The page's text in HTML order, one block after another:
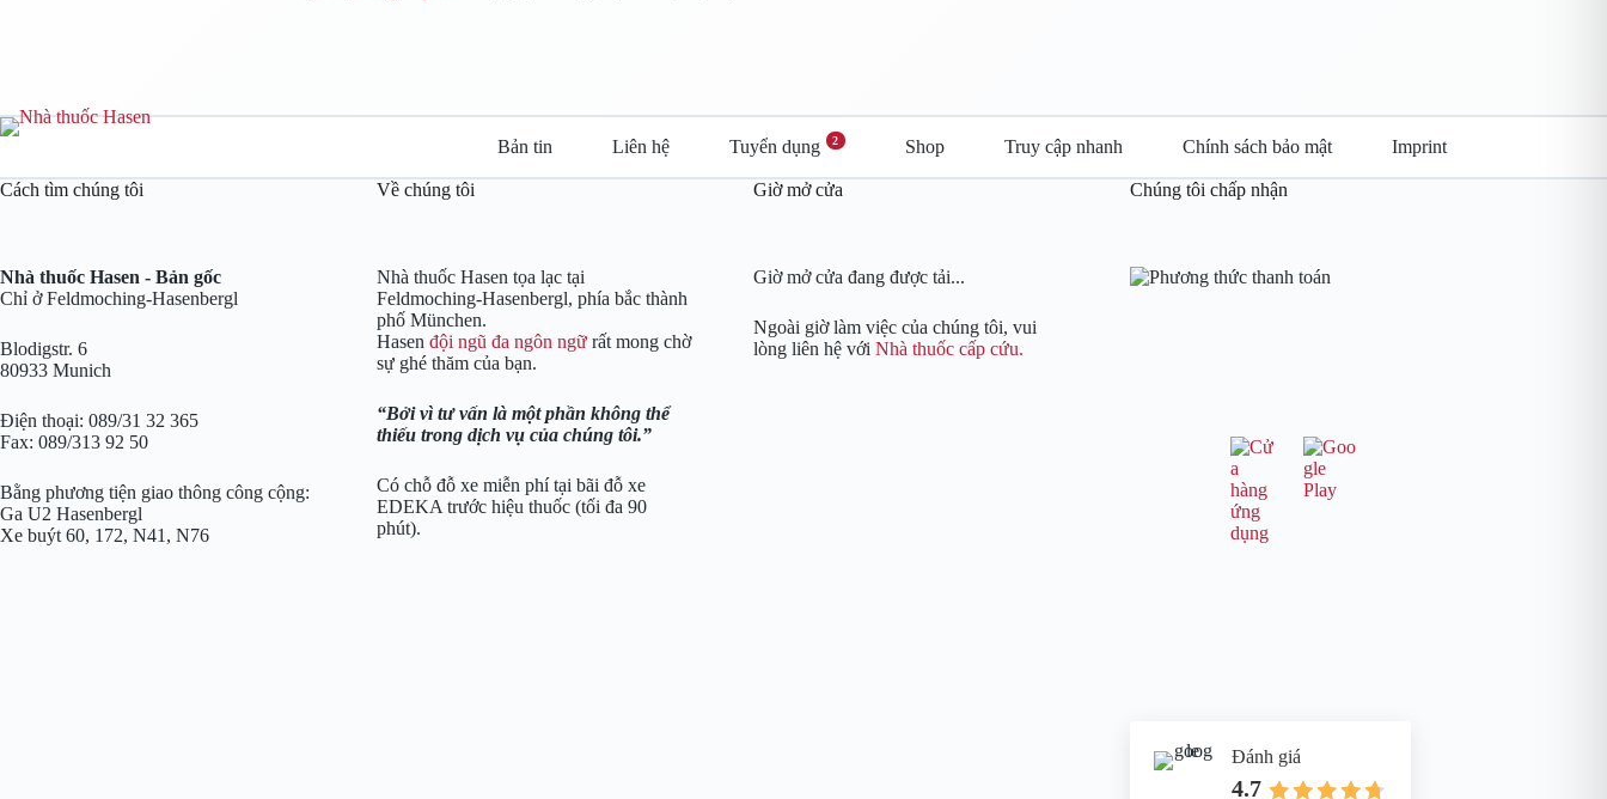
Bản tin Liên hệ Tuyển dụng 2 Shop Truy cập nhanh Chính sách bảo mật Imprint
Cách tìm chúng tôi
Nhà thuốc Hasen - Bản gốc
Chỉ ở Feldmoching-Hasenbergl
Blodigstr. 6
80933 Munich
Điện thoại: 089/31 32 365
Fax: 089/313 92 50
Bằng phương tiện giao thông công cộng:
Ga U2 Hasenbergl
Xe buýt 60, 172, N41, N76
Về chúng tôi
Nhà thuốc Hasen tọa lạc tại
Feldmoching-Hasenbergl, phía bắc thành
phố München.
Hasen đội ngũ đa ngôn ngữrất mong chờ
sự ghé thăm của bạn.
Bởi vì tư vấn là một phần không thể
thiếu trong dịch vụ của chúng tôi.
Có chỗ đỗ xe miễn phí tại bãi đỗ xe
EDEKA trước hiệu thuốc (tối đa 90
phút).
Giờ mở cửa
Giờ mở cửa đang được tải...
Ngoài giờ làm việc của chúng tôi, vui
lòng liên hệ với Nhà thuốc cấp cứu.
Chúng tôi chấp nhận
Đánh giá
4.7